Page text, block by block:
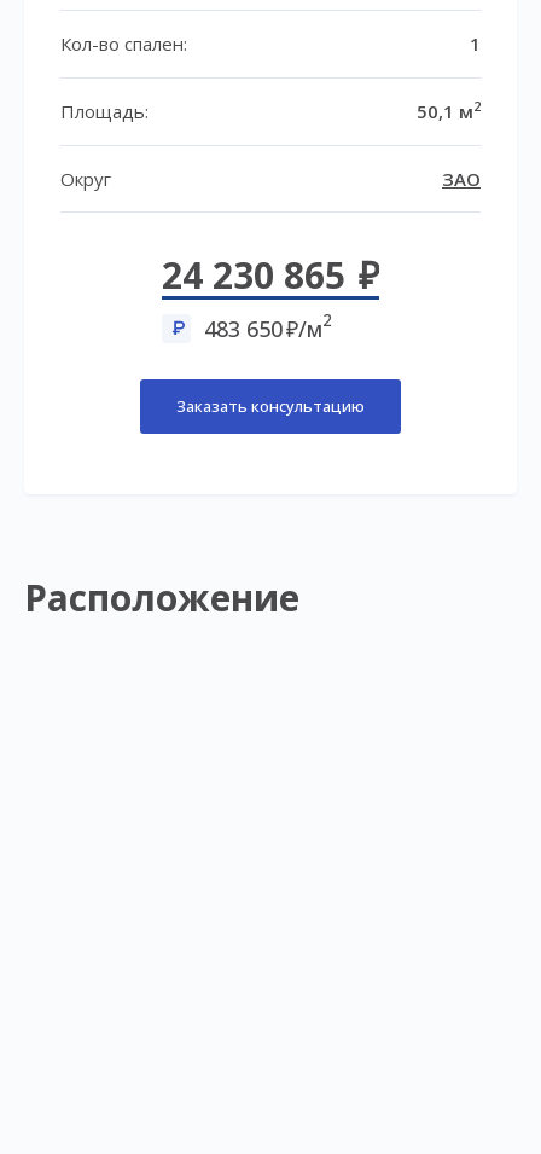
Кол-во спален: 1
Площадь: 50,1 м2
Округ ЗАО
24 230 865
483 650 /м2
Заказать консультацию
Расположение